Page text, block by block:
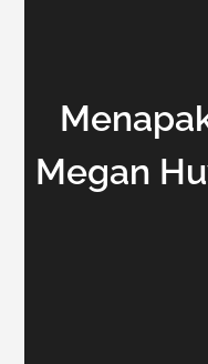
Megan